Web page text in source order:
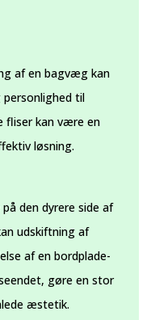
af en bagvæg kan
til
fliser kan være en
løsning.
den dyrere side af
udskiftning af
af en bordplade-
gøre en stor
æstetik.